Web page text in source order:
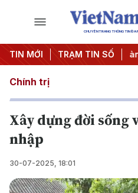
CHUYÊN TRANG THÔNG TIN ĐA
TIN MỚI TRẠM TIN SỐ
#Đưa Nghị quyết thành hành
Chính trị
Xây dựng đời sống
nhập
30-07-2025, 18:01